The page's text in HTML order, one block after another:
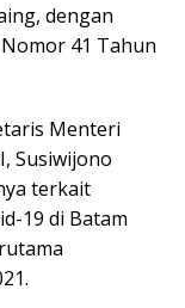
dengan
41 Tahun
Menteri
Susiwijono
terkait
19 di Batam